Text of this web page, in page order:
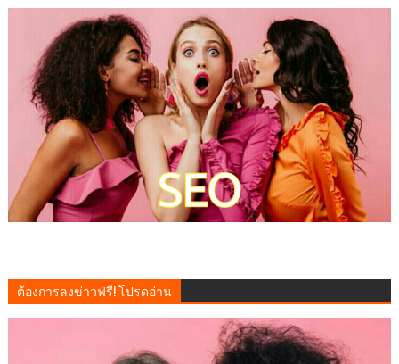
ต้องการลงข่าวฟรี! โปรดอ่าน